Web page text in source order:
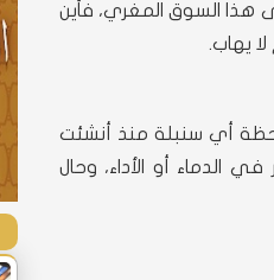
السوق المغري، فأين
يهاب.
أي سنبلة منذ أنشئت
الدماء أو الأداء، وحال